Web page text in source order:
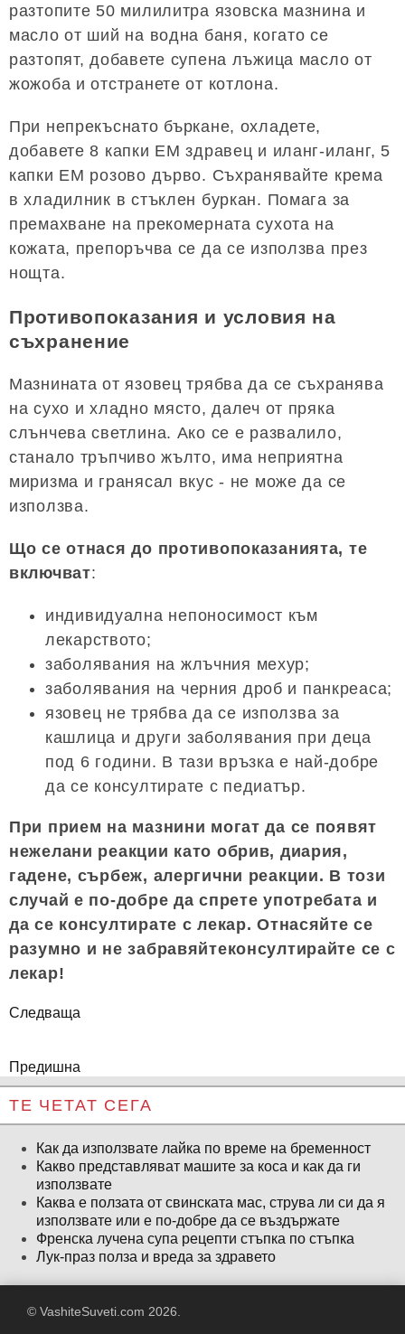
разтопите 50 милилитра язовска мазнина и
масло от ший на водна баня, когато се
разтопят, добавете супена лъжица масло от
жожоба и отстранете от котлона.
При непрекъснато бъркане, охладете,
добавете 8 капки ЕМ здравец и иланг-иланг, 5
капки ЕМ розово дърво. Съхранявайте крема
в хладилник в стъклен буркан. Помага за
премахване на прекомерната сухота на
кожата, препоръчва се да се използва през
нощта.
Противопоказания и условия на
съхранение
Мазнината от язовец трябва да се съхранява
на сухо и хладно място, далеч от пряка
слънчева светлина. Ако се е развалило,
станало тръпчиво жълто, има неприятна
миризма и гранясал вкус - не може да се
използва.
Що се отнася до противопоказанията, те
включват:
индивидуална непоносимост към
лекарството;
заболявания на жлъчния мехур;
заболявания на черния дроб и панкреаса;
язовец не трябва да се използва за
кашлица и други заболявания при деца
под 6 години. В тази връзка е най-добре
да се консултирате с педиатър.
При прием на мазнини могат да се появят
нежелани реакции като обрив, диария,
гадене, сърбеж, алергични реакции. В този
случай е по-добре да спрете употребата и
да се консултирате с лекар. Отнасяйте се
разумно и не забравяйтеконсултирайте се с
лекар!
Следваща
Предишна
ТЕ ЧЕТАТ СЕГА
Как да използвате лайка по време на бременност
Какво представляват машите за коса и как да ги
използвате
Каква е ползата от свинската мас, струва ли си да я
използвате или е по-добре да се въздържате
Френска лучена супа рецепти стъпка по стъпка
Лук-праз полза и вреда за здравето
© VashiteSuveti.com 2026.